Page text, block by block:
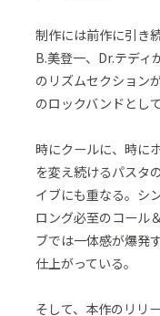
制作には前作に引き
B.美登一、Dr.テディ
のリズムセクション
のロックバンドとし
時にクールに、時に
を変え続けるパスタ
イブにも重なる。シ
ロング必至のコール
ブでは一体感が爆発
仕上がっている。
そして、本作のリリ